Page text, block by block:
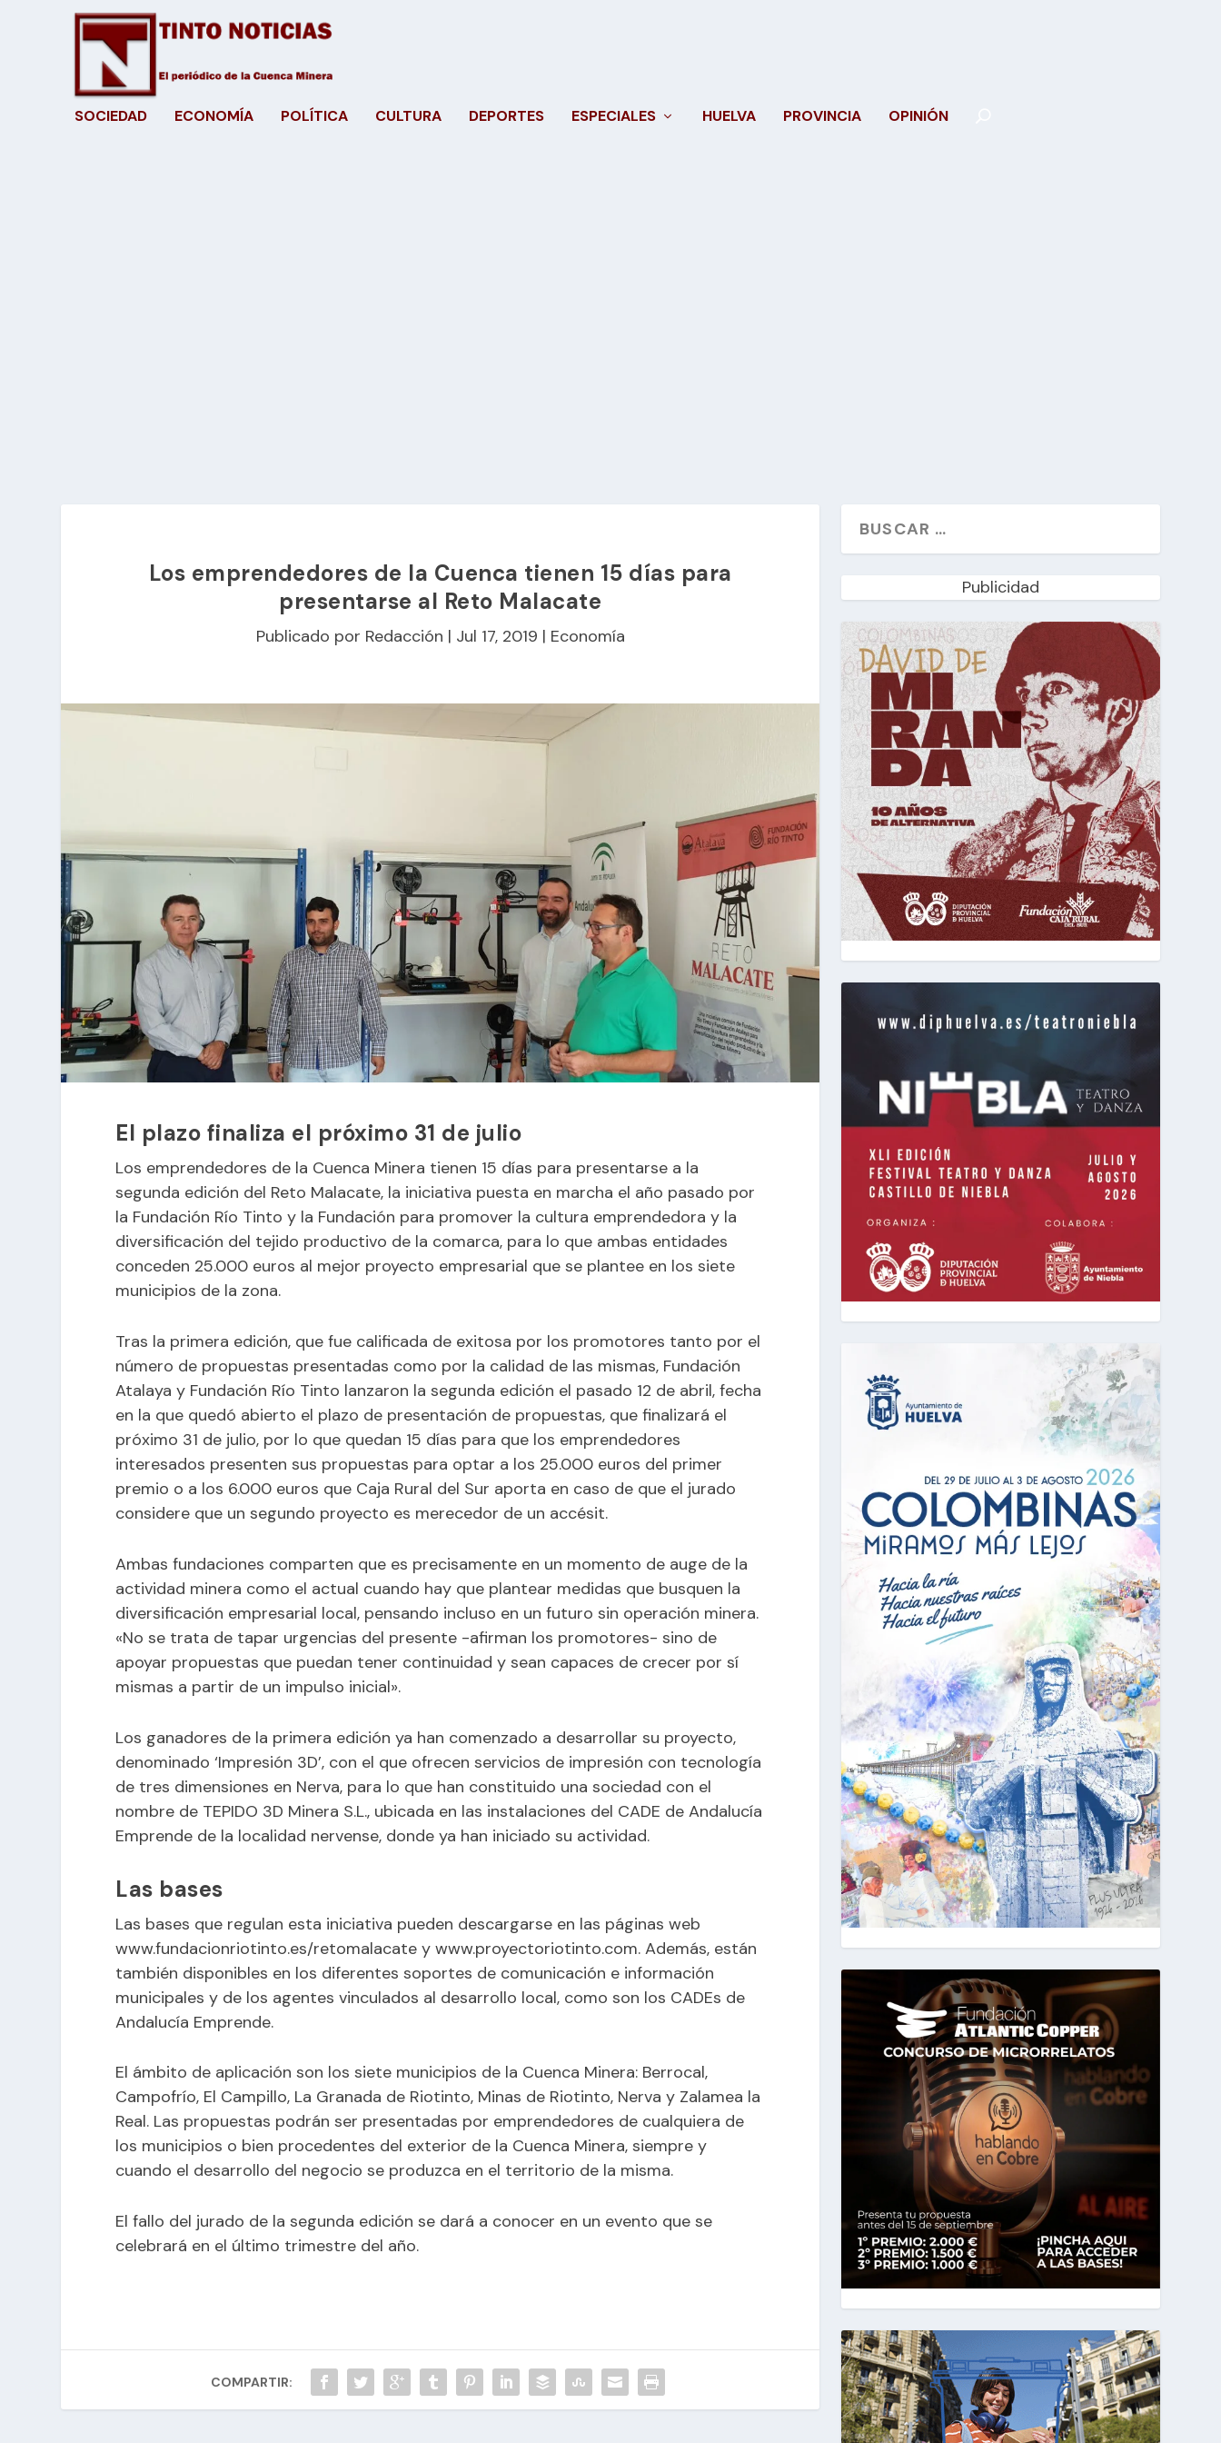
SOCIEDAD ECONOMÍA POLÍTICA CULTURA DEPORTES ESPECIALES HUELVA PROVINCIA OPINIÓN
Los emprendedores de la Cuenca tienen 15 días para
presentarse al Reto Malacate
Publicado por Redacción | Jul 17, 2019 | Economía
El plazo finaliza el próximo 31 de julio
Los emprendedores de la Cuenca Minera tienen 15 días para presentarse a la
segunda edición del Reto Malacate, la iniciativa puesta en marcha el año pasado por
la Fundación Río Tinto y la Fundación para promover la cultura emprendedora y la
diversificación del tejido productivo de la comarca, para lo que ambas entidades
conceden 25.000 euros al mejor proyecto empresarial que se plantee en los siete
municipios de la zona.
Tras la primera edición, que fue calificada de exitosa por los promotores tanto por el
número de propuestas presentadas como por la calidad de las mismas, Fundación
Atalaya y Fundación Río Tinto lanzaron la segunda edición el pasado 12 de abril, fecha
en la que quedó abierto el plazo de presentación de propuestas, que finalizará el
próximo 31 de julio, por lo que quedan 15 días para que los emprendedores
interesados presenten sus propuestas para optar a los 25.000 euros del primer
premio o a los 6.000 euros que Caja Rural del Sur aporta en caso de que el jurado
considere que un segundo proyecto es merecedor de un accésit.
Ambas fundaciones comparten que es precisamente en un momento de auge de la
actividad minera como el actual cuando hay que plantear medidas que busquen la
diversificación empresarial local, pensando incluso en un futuro sin operación minera.
«No se trata de tapar urgencias del presente -afirman los promotores- sino de
apoyar propuestas que puedan tener continuidad y sean capaces de crecer por sí
mismas a partir de un impulso inicial».
Los ganadores de la primera edición ya han comenzado a desarrollar su proyecto,
denominado ‘Impresión 3D’, con el que ofrecen servicios de impresión con tecnología
de tres dimensiones en Nerva, para lo que han constituido una sociedad con el
nombre de TEPIDO 3D Minera S.L., ubicada en las instalaciones del CADE de Andalucía
Emprende de la localidad nervense, donde ya han iniciado su actividad.
Las bases
Las bases que regulan esta iniciativa pueden descargarse en las páginas web
www.fundacionriotinto.es/retomalacate y www.proyectoriotinto.com. Además, están
también disponibles en los diferentes soportes de comunicación e información
municipales y de los agentes vinculados al desarrollo local, como son los CADEs de
Andalucía Emprende.
El ámbito de aplicación son los siete municipios de la Cuenca Minera: Berrocal,
Campofrío, El Campillo, La Granada de Riotinto, Minas de Riotinto, Nerva y Zalamea la
Real. Las propuestas podrán ser presentadas por emprendedores de cualquiera de
los municipios o bien procedentes del exterior de la Cuenca Minera, siempre y
cuando el desarrollo del negocio se produzca en el territorio de la misma.
El fallo del jurado de la segunda edición se dará a conocer en un evento que se
celebrará en el último trimestre del año.
COMPARTIR:
Publicidad